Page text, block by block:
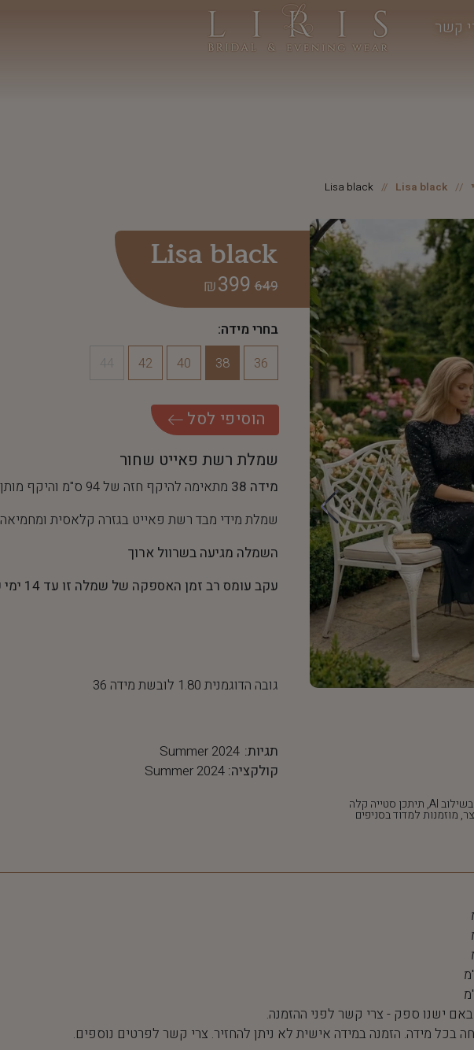
קשר
Lisa black
Lisa black
*חלק מהתמונות נוצרו בשילוב AI, תיתכן סטייה קלה
מוזמנות למדוד בסניפים
Lisa black
649
399
₪
בחרי מידה:
36
38
40
42
הוסיפי לסל
שמלת רשת פאייט שחור
מידה 38
מתאימה להיקף חזה של 94 ס"מ והיקף מותן של 72 ס"מ.
שמלת מידי מבד רשת פאייט בגזרה קלאסית ומחמיאה
השמלה מגיעה בשרוול ארוך
עקב עומס רב זמן האספקה של שמלה זו עד 14 ימי עסקים
גובה הדוגמנית 1.80 לובשת מידה 36
תגיות: Summer 2024
קולקציה:Summer 2024
באם ישנו ספק - צרי קשר לפני ההזמנה.
בכל מידה. הזמנה במידה אישית לא ניתן להחזיר. צרי קשר לפרטים נוספים.